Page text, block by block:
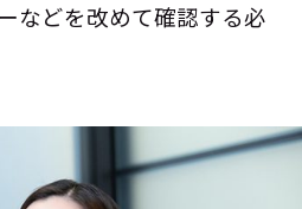
などを改めて確認する必